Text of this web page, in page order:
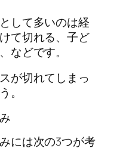
して多いのは経
て切れる、子ど
などです。
が切れてしまっ
。
には次の3つが考